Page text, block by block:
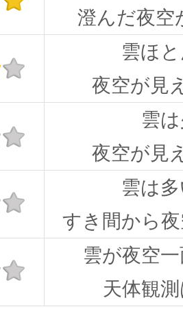
澄んだ夜空
雲ほ
夜空が見
雲
夜空が見
雲は
すき間から
雲が夜空
天体観